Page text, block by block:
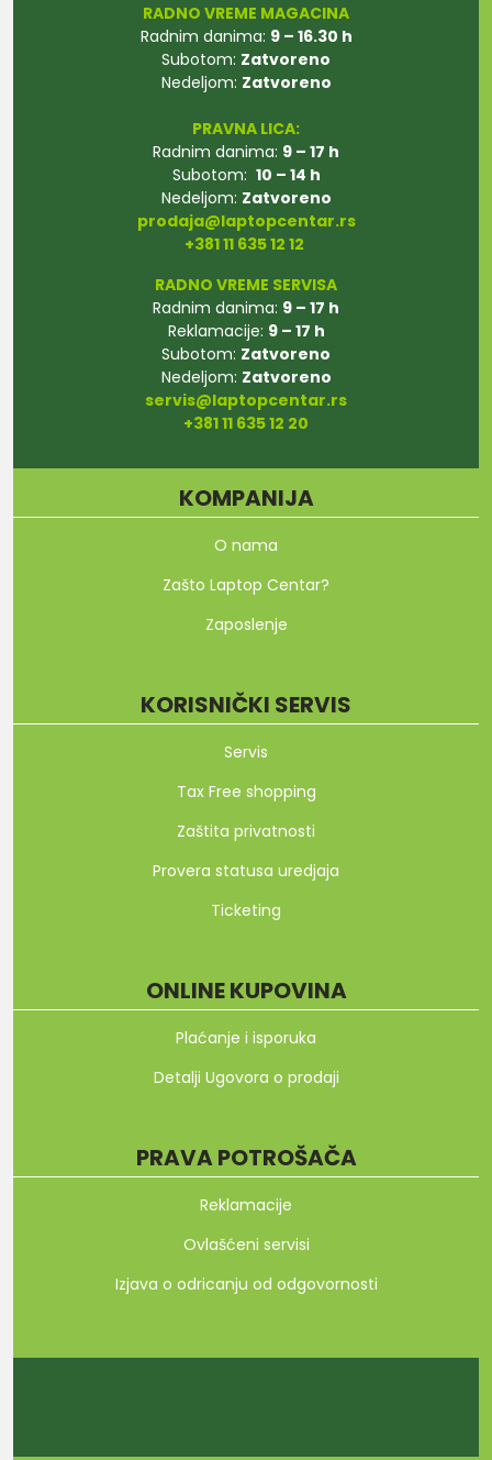
RADNO VREME MAGACINA
Radnim danima: 9 – 16.30 h
Subotom: Zatvoreno
Nedeljom: Zatvoreno
PRAVNA LICA:
Radnim danima: 9 – 17 h
Subotom: 10 – 14 h
Nedeljom: Zatvoreno
prodaja@laptopcentar.rs
+381 11 635 12 12
RADNO VREME SERVISA
Radnim danima: 9 – 17 h
Reklamacije: 9 – 17 h
Subotom: Zatvoreno
Nedeljom: Zatvoreno
servis@laptopcentar.rs
+381 11 635 12 20
KOMPANIJA
O nama
Zašto Laptop Centar?
Zaposlenje
KORISNIČKI SERVIS
Servis
Tax Free shopping
Zaštita privatnosti
Provera statusa uredjaja
Ticketing
ONLINE KUPOVINA
Plaćanje i isporuka
Detalji Ugovora o prodaji
PRAVA POTROŠAČA
Reklamacije
Ovlašćeni servisi
Izjava o odricanju od odgovornosti